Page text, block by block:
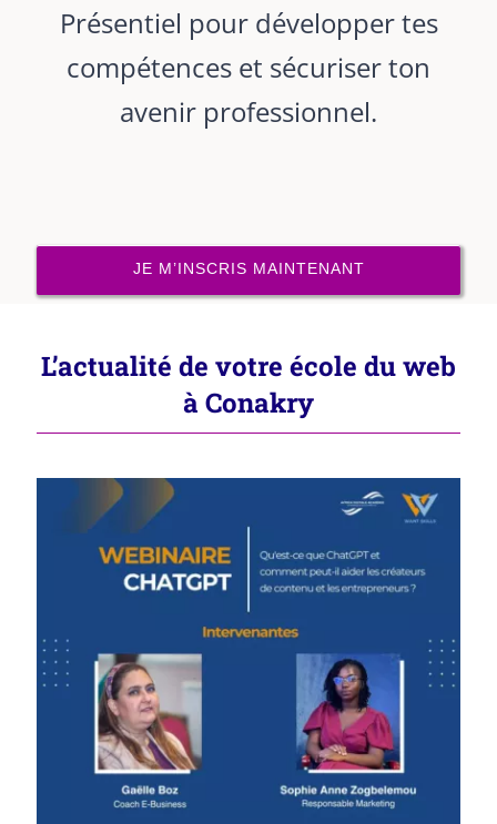
Présentiel pour développer tes
compétences et sécuriser ton
avenir professionnel.
JE M’INSCRIS MAINTENANT
L’actualité de votre école du web
à Conakry